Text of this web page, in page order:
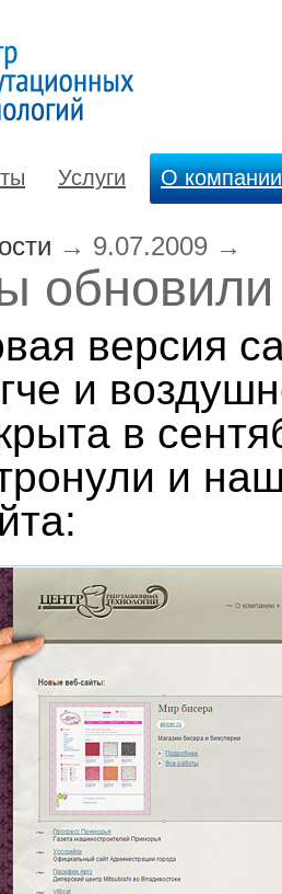
Услуги О компании
→ 9.07.2009 →
обновили
версия
и
в
и